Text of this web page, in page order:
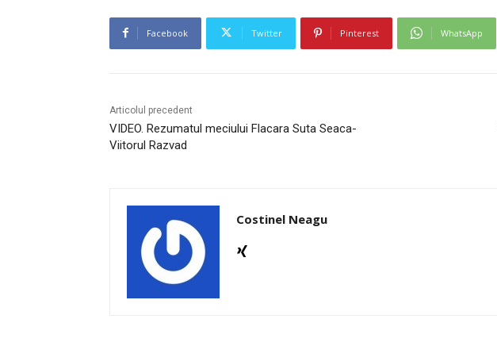
Facebook Twitter Pinterest WhatsApp
Articolul precedent
VIDEO. Rezumatul meciului Flacara Suta Seaca-
Viitorul Razvad
Costinel Neagu